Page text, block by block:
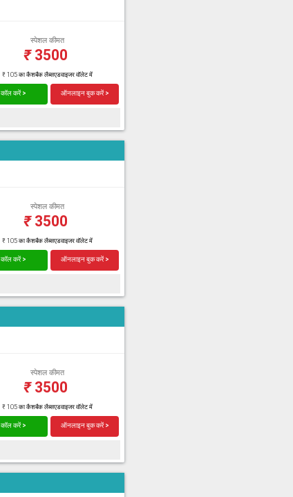
स्पेशल कीमत
₹3500
₹ 105 का कैशबैक लैब्सएडवाइजर वॉलेट में
कॉल करें > ऑनलाइन बुक करें >
स्पेशल कीमत
₹3500
₹ 105 का कैशबैक लैब्सएडवाइजर वॉलेट में
कॉल करें > ऑनलाइन बुक करें >
स्पेशल कीमत
₹3500
₹ 105 का कैशबैक लैब्सएडवाइजर वॉलेट में
कॉल करें > ऑनलाइन बुक करें >